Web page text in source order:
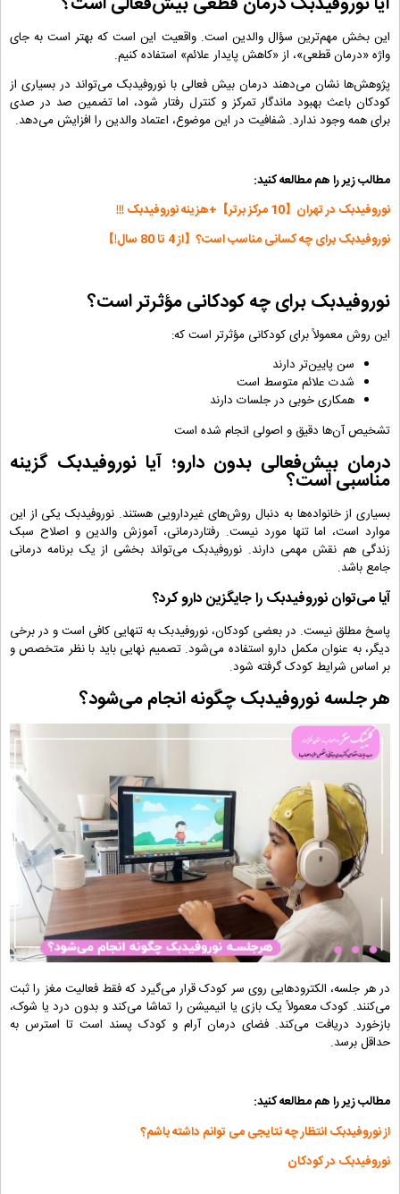
این بخش مهم‌ترین سؤال والدین است. واقعیت این است که بهتر است به ‌جای
واژه «درمان قطعی»، از «کاهش پایدار علائم» استفاده کنیم.
پژوهش‌ها نشان می‌دهند درمان بیش فعالی با نوروفیدبک می‌تواند در بسیاری از
کودکان باعث بهبود ماندگار تمرکز و کنترل رفتار شود، اما تضمین صد در صدی
برای همه وجود ندارد. شفافیت در این موضوع، اعتماد والدین را افزایش می‌دهد.
مطالب زیر را هم مطالعه کنید:
نوروفیدبک در تهران【10 مرکز برتر】+هزینه نوروفیدبک !!!
نوروفیدبک برای چه کسانی مناسب است؟【از 4 تا 80 سال!】
نوروفیدبک برای چه کودکانی مؤثرتر است؟
این روش معمولاً برای کودکانی مؤثرتر است که:
سن پایین‌تر دارند
شدت علائم متوسط است
همکاری خوبی در جلسات دارند
تشخیص آن‌ها دقیق و اصولی انجام شده است
درمان بیش‌فعالی بدون دارو؛ آیا نوروفیدبک گزینه
مناسبی است؟
بسیاری از خانواده‌ها به دنبال روش‌های غیردارویی هستند. نوروفیدبک یکی از این
موارد است، اما تنها مورد نیست. رفتاردرمانی، آموزش والدین و اصلاح سبک
زندگی هم نقش مهمی دارند. نوروفیدبک می‌تواند بخشی از یک برنامه درمانی
جامع باشد.
آیا می‌توان نوروفیدبک را جایگزین دارو کرد؟
پاسخ مطلق نیست. در بعضی کودکان، نوروفیدبک به ‌تنهایی کافی است و در برخی
دیگر، به ‌عنوان مکمل دارو استفاده می‌شود. تصمیم نهایی باید با نظر متخصص و
بر اساس شرایط کودک گرفته شود.
هر جلسه نوروفیدبک چگونه انجام می‌شود؟
در هر جلسه، الکترودهایی روی سر کودک قرار می‌گیرد که فقط فعالیت مغز را ثبت
می‌کنند. کودک معمولاً یک بازی یا انیمیشن را تماشا می‌کند و بدون درد یا شوک،
بازخورد دریافت می‌کند. فضای درمان آرام و کودک ‌پسند است تا استرس به
حداقل برسد.
مطالب زیر را هم مطالعه کنید:
از نوروفیدبک انتظار چه نتایجی می توانم داشته باشم؟
نوروفیدبک در کودکان